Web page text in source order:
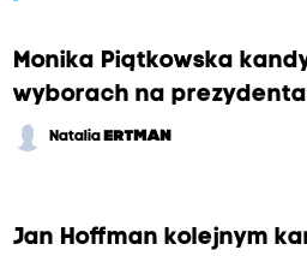
Monika Piątkowska
wyborach na
Natalia ERTMAN
Jan Hoffman kolejnym